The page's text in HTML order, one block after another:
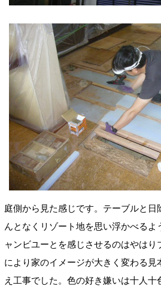
庭側から見た感じです。テーブルと日
んとなくリゾート地を思い浮かべるよ
ャンビユーとを感じさせるのはやは
により家のイメージが大きく変わる見
え工事でした。色の好き嫌いは十人十